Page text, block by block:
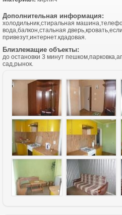
Дополнительная информация:
холодильник,стиральная
вода,балкон,стальная
привезут,интернет.кдадовая.
Близлежащие объекты:
до остановки 3 минут
сад,рынок.